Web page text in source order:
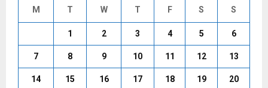
M T W T F S S
1 2 3 4 5 6
7 8 9 10 11 12 13
14 15 16 17 18 19 20